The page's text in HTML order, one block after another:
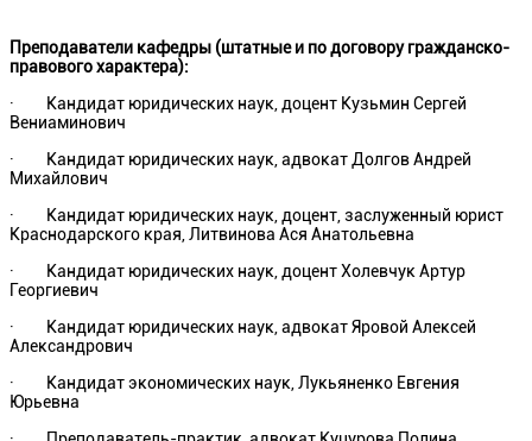
Преподаватели кафедры (штатные и по договору гражданско-
правового характера):
· Кандидат юридических наук, доцент Кузьмин Сергей
Вениаминович
· Кандидат юридических наук, адвокат Долгов Андрей
Михайлович
· Кандидат юридических наук, доцент, заслуженный юрист
Краснодарского края, Литвинова Ася Анатольевна
· Кандидат юридических наук, доцент Холевчук Артур
Георгиевич
· Кандидат юридических наук, адвокат Яровой Алексей
Александрович
· Кандидат экономических наук, Лукьяненко Евгения
Юрьевна